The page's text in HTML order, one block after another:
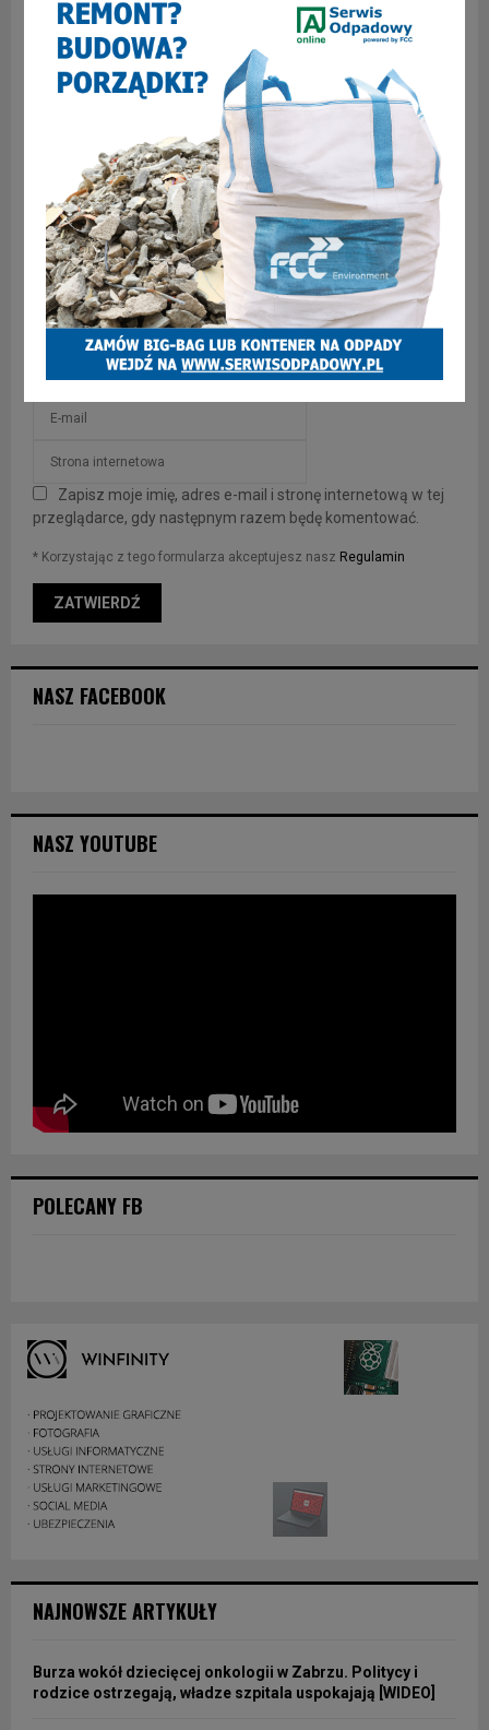
Zabrze wśród miast z największą szansą na
referendum
Zapisz moje imię, adres e-mail i stronę internetową w tej
przeglądarce, gdy następnym razem będę komentować.
* Korzystając z tego formularza akceptujesz nasz Regulamin
NASZ FACEBOOK
NASZ YOUTUBE
POLECANY FB
NAJNOWSZE ARTYKUŁY
Burza wokół dziecięcej onkologii w Zabrzu. Politycy i
rodzice ostrzegają, władze szpitala uspokajają [WIDEO]